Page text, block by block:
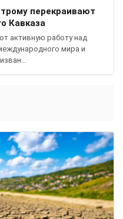
перекраивают
Кавказа
активную работу над
мира и